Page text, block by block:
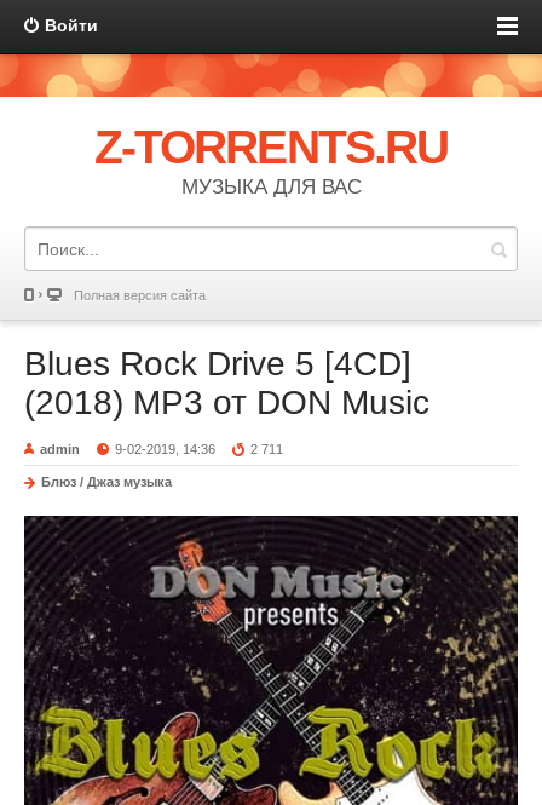
Войти
Z-TORRENTS.RU
МУЗЫКА ДЛЯ ВАС
Полная версия сайта
Blues Rock Drive 5 [4CD]
(2018) MP3 от DON Music
admin 9-02-2019, 14:36 2 711
Блюз / Джаз музыка